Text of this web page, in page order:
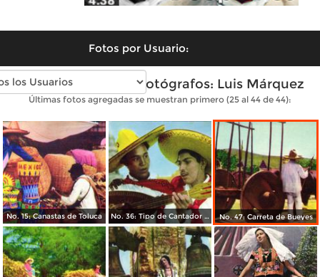
Fotos por Usuario:
Fotos antiguas de Fotógrafos: Luis Márquez
Últimas fotos agregadas se muestran primero (25 al 44 de 44):
No. 15: Canastas de Toluca No. 36: Tipo de Cantador del Distrito Federal No. 47: Carreta de Bueyes